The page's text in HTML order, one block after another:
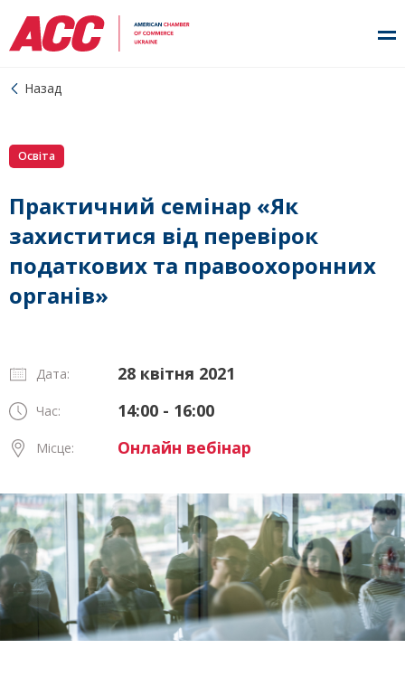
Назад
Освіта
Практичний семінар «Як
захиститися від перевірок
податкових та правоохоронних
органів»
Дата: 28 квітня 2021
Час: 14:00 - 16:00
Місце: Онлайн вебінар